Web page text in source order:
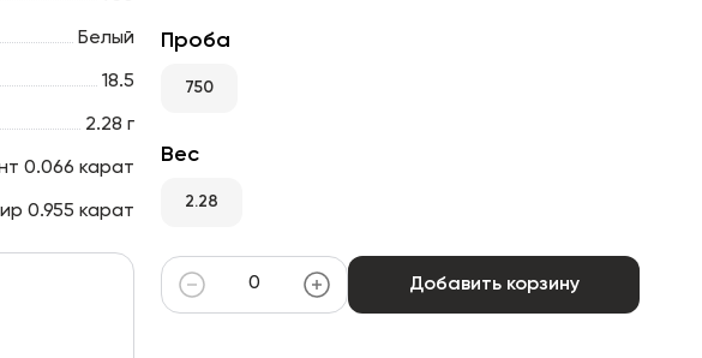
Белый
18.5
2.28 г
0.066 карат
0.955 карат
Проба
750
Вес
2.28
Добавить корзину